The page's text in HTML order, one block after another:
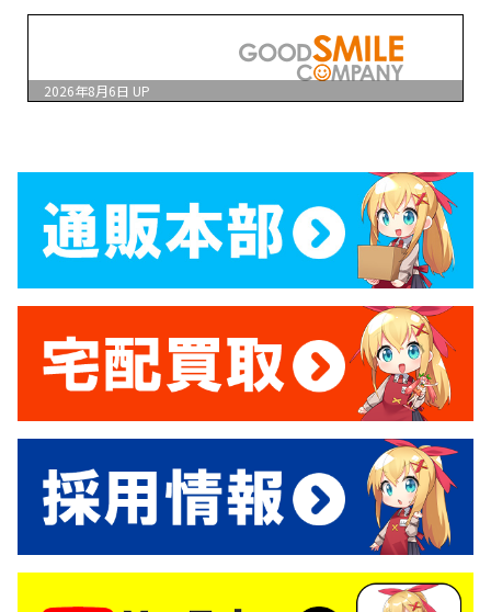
2026年8月6日 UP